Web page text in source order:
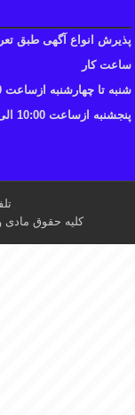
پذیرش انواع آگهی طبق
ساعت کار
شنبه تا چهارشنبه ازساعت 10:00 الی 17
پنجشنبه ازساعت 10:00 الی 13
کلیه حقوق مادی